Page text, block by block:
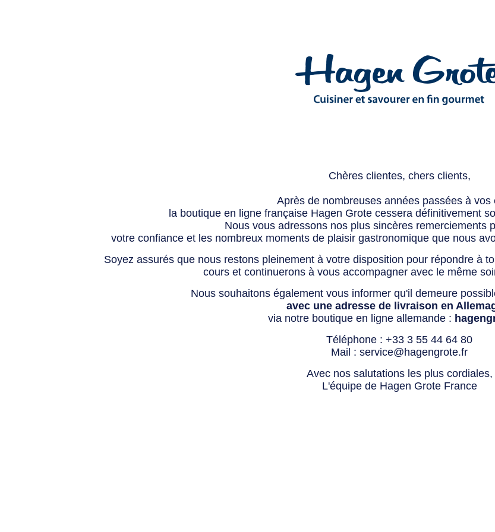
Chères clientes, chers clients,
Après de nombreuses années passées à vos
la boutique en ligne française Hagen Grote cessera définitivement
Nous vous adressons nos plus sincères remerciements
votre confiance et les nombreux moments de plaisir gastronomique que nous
Soyez assurés que nous restons pleinement à votre disposition pour répondre à
cours et continuerons à vous accompagner avec le même
Nous souhaitons également vous informer qu'il demeure
avec une adresse de livraison en
via notre boutique en ligne allemande :
Téléphone : +33 3 55 44 64 80
Mail : service@hagengrote.fr
Avec nos salutations les plus cordiales,
L'équipe de Hagen Grote France